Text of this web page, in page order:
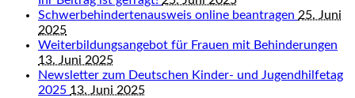
Schwerbehindertenausweis online beantragen 25. Juni
2025
Weiterbildungsangebot für Frauen mit Behinderungen
13. Juni 2025
Newsletter zum Deutschen Kinder- und Jugendhilfetag
2025 13. Juni 2025